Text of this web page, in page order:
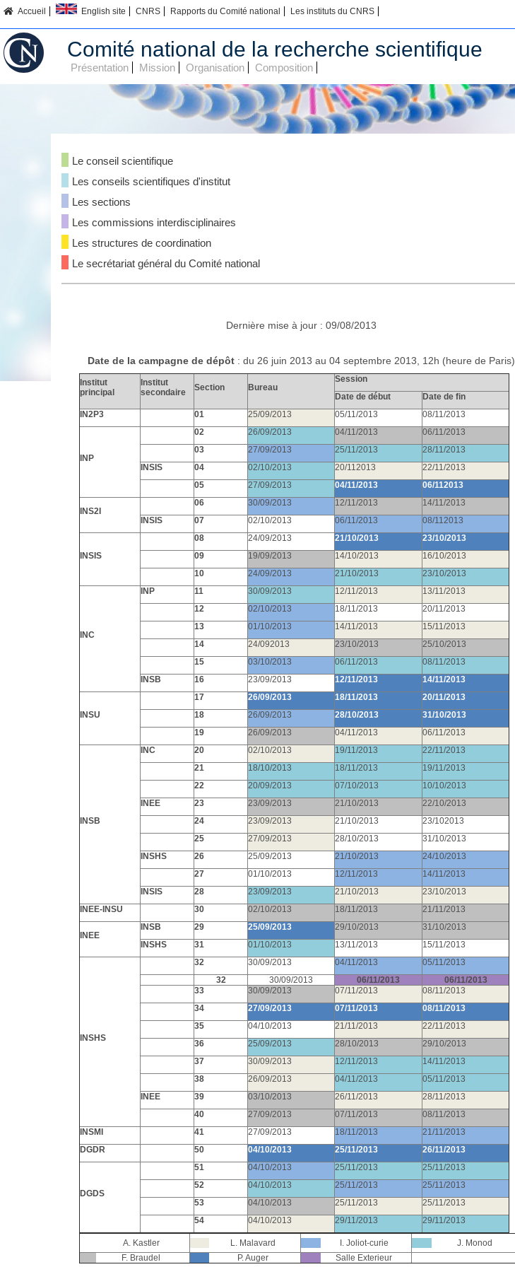
Accueil English site CNRS Rapports du Comité national Les instituts du CNRS
Comité national de la recherche scientifique
Présentation Mission Organisation Composition
Le conseil scientifique
Les conseils scientifiques d'institut
Les sections
Les commissions interdisciplinaires
Les structures de coordination
Le secrétariat général du Comité national
Dernière mise à jour : 09/08/2013
Date de la campagne de dépôt: du 26 juin 2013 au 04 septembre 2013, 12h (heure de Paris)
Institut
principal
Institut
secondaire
Section Bureau
Session
Date de début
Date de fin
IN2P3
01 25/09/2013 05/11/2013 08/11/2013
INP
02 26/09/2013 04/11/2013
06/11/2013
03
27/09/2013 25/11/2013
28/11/2013
INSIS
04 02/10/2013 20/112013
22/11/2013
05
27/09/2013 04/11/2013 06/112013
INS2I
06 30/09/2013 12/11/2013 14/11/2013
INSIS
07 02/10/2013 06/11/2013 08/112013
INSIS
08 24/09/2013 21/10/2013
23/10/2013
09
19/09/2013 14/10/2013
16/10/2013
10
24/09/2013 21/10/2013 23/10/2013
INC
INP 11 30/09/2013 12/11/2013
13/11/2013
12
02/10/2013 18/11/2013
20/11/2013
13
01/10/2013 14/11/2013
15/11/2013
14
24/092013 23/10/2013
25/10/2013
15
03/10/2013 06/11/2013
08/11/2013
INSB
16 23/09/2013 12/11/2013 14/11/2013
INSU
17 26/09/2013 18/11/2013
20/11/2013
18
26/09/2013 28/10/2013
31/10/2013
19
26/09/2013 04/11/2013 06/11/2013
INSB
INC 20 02/10/2013 19/11/2013
22/11/2013
21
18/10/2013 18/11/2013
19/11/2013
22
20/09/2013 07/10/2013
10/10/2013
INEE
23 23/09/2013 21/10/2013
22/10/2013
24
23/09/2013 21/10/2013
23/102013
25
27/09/2013 28/10/2013
31/10/2013
INSHS
26 25/09/2013 21/10/2013
24/10/2013
27
01/10/2013 12/11/2013
14/11/2013
INSIS
28 23/09/2013 21/10/2013
23/10/2013
INEE-INSU
30 02/10/2013 18/11/2013 21/11/2013
INEE
INSB 29 25/09/2013 29/10/2013
31/10/2013
INSHS
31 01/10/2013 13/11/2013 15/11/2013
INSHS
32 30/09/2013 04/11/2013
05/11/2013
32
30/09/2013 06/11/2013
06/11/2013
33
30/09/2013 07/11/2013
08/11/2013
34
27/09/2013 07/11/2013
08/11/2013
35
04/10/2013 21/11/2013
22/11/2013
36
25/09/2013 28/10/2013
29/10/2013
37
30/09/2013 12/11/2013
14/11/2013
38
26/09/2013 04/11/2013
05/11/2013
INEE
39 03/10/2013 26/11/2013
28/11/2013
40
27/09/2013 07/11/2013
08/11/2013
INSMI
41 27/09/2013 18/11/2013
21/11/2013
DGDR
50 04/10/2013 25/11/2013 26/11/2013
DGDS
51 04/10/2013 25/11/2013
25/11/2013
52
04/10/2013 25/11/2013
25/11/2013
53
04/10/2013 25/11/2013
25/11/2013
54
04/10/2013 29/11/2013 29/11/2013
A. Kastler L. Malavard I. Joliot-curie
J. Monod
F. Braudel
P. Auger Salle Exterieur